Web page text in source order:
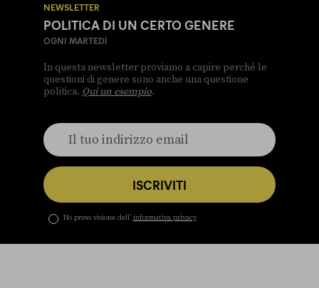
NEWSLETTER
POLITICA DI UN CERTO GENERE
OGNI MARTEDÌ
In questa newsletter proviamo a capire perché le
questioni di genere sono anche una questione
politica. Qui un esempio.
ISCRIVITI
Ho preso visione dell’ informativa privacy